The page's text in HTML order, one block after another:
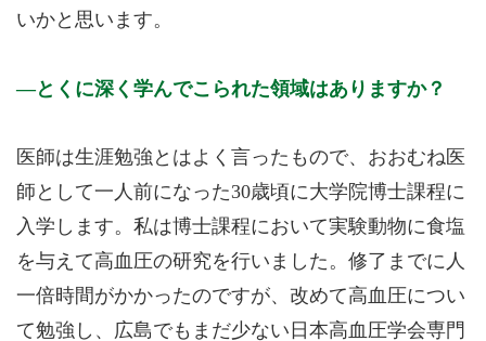
いかと思います。
とくに深く学んでこられた領域はありますか？
医師は生涯勉強とはよく言ったもので、おおむね医
師として一人前になった30歳頃に大学院博士課程に
入学します。私は博士課程において実験動物に食塩
を与えて高血圧の研究を行いました。修了までに人
一倍時間がかかったのですが、改めて高血圧につい
て勉強し、広島でもまだ少ない日本高血圧学会専門